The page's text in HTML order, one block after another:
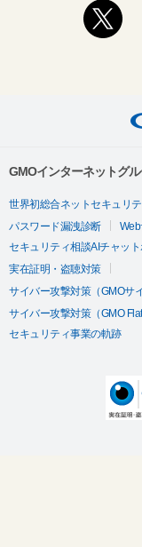
GMOインターネットグ
世界初総合ネットセキュリ
パスワード漏洩診断
セキュリティ相談AIチャット
実在証明・盗聴対策
サイバー攻撃対策（GMOサ
サイバー攻撃対策（GMO
セキュリティ事業の軌跡